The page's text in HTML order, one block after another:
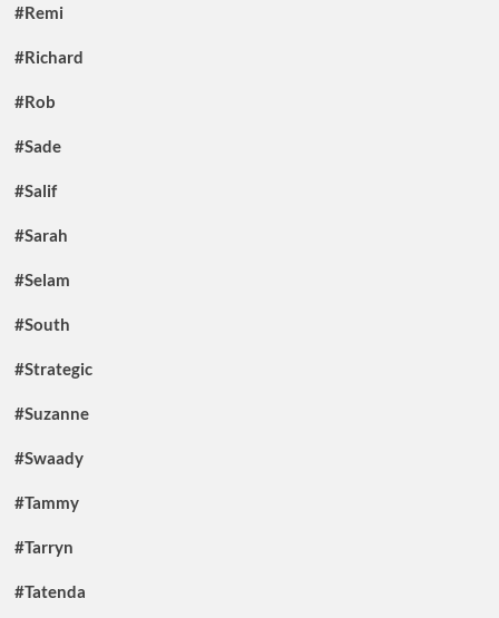
#Remi
#Richard
#Rob
#Sade
#Salif
#Sarah
#Selam
#South
#Strategic
#Suzanne
#Swaady
#Tammy
#Tarryn
#Tatenda